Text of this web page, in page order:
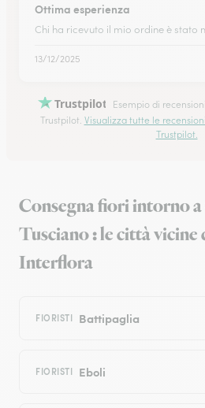
Ottima esperienza
Chi ha ricevuto il mio ordine è stato
13/12/2025
Trustpilot
Esempio di
Trustpilot. Visualizza tutte le
Trustpilot.
Consegna fiori intorno
Tusciano : le città
Interflora
FIORISTI Battipaglia
FIORISTI Eboli